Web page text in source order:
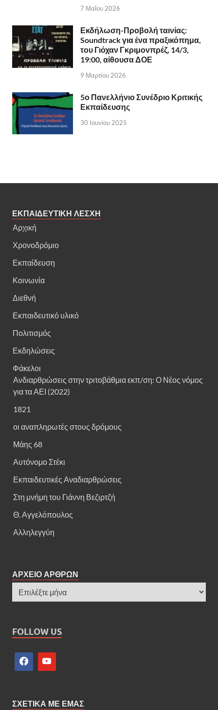
7 Μαΐου 2026
Εκδήλωση-Προβολή ταινίας:
Soundtrack για ένα πραξικόπημα,
του Γιόχαν Γκριμονπρέζ, 14/3,
19:00, αίθουσα ΔΟΕ
9 Μαρτίου 2026
5ο Πανελλήνιο Συνέδριο Κριτικής
Εκπαίδευσης
30 Ιουνίου 2025
ΕΚΠΑΙΔΕΥΤΙΚΗ ΛΕΣΧΗ
Αρχική
Χρονοδρόμιο
Εκπαίδευση
Κοινωνία
Διεθνή
Εκπαιδευτικό υλικό
Πολιτισμός
Εκδηλώσεις
Φάκελοι
Ανδιαρθρώσεις στην τριτοβάθμια εκπ/ση: Ο Νέος νόμος
για τα ΑΕΙ (2022)
1821
οι αναπληρωτές στους δρόμους
Μάης 68
Αυτόνομο Στέκι
Εκπαιδευτικές Αναδιαρθρώσεις
Στη μνήμη του Γιάννη Βεζιρτζή
Θ. Αγγελόπουλος
Αλληλεγγύη
ΑΡΧΕΙΟ ΑΡΘΡΩΝ
FOLLOW US
ΣΧΕΤΙΚΑ ΜΕ ΕΜΑΣ